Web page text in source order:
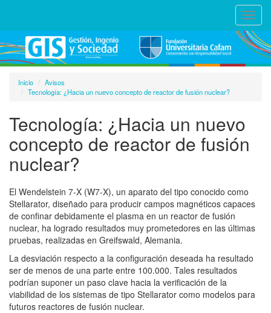
Inicio
Avisos
Tecnología: ¿Hacia un nuevo concepto de reactor de fusión nuclear?
Tecnología: ¿Hacia un nuevo
concepto de reactor de fusión
nuclear?
El Wendelstein 7-X (W7-X), un aparato del tipo conocido como
Stellarator, diseñado para producir campos magnéticos capaces
de confinar debidamente el plasma en un reactor de fusión
nuclear, ha logrado resultados muy prometedores en las últimas
pruebas, realizadas en Greifswald, Alemania.
La desviación respecto a la configuración deseada ha resultado
ser de menos de una parte entre 100.000. Tales resultados
podrían suponer un paso clave hacia la verificación de la
viabilidad de los sistemas de tipo Stellarator como modelos para
futuros reactores de fusión nuclear.